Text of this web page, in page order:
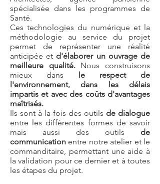
spécialisée dans les programmes de
Santé.
Ces technologies du numérique et la
méthodologie au service du projet
permet de représenter une réalité
anticipée et d'élaborer un ouvrage de
meilleure qualité. Nous construisons
mieux dans le respect de
l'environnement, dans les délais
impartis et avec des coûts d'avantages
maîtrisés.
Ils sont à la fois des outils de dialogue
entre les différentes formes de savoir
mais aussi des outils de
communication entre notre atelier et le
commanditaire, permettant une aide à
la validation pour ce dernier et à toutes
les étapes du projet.